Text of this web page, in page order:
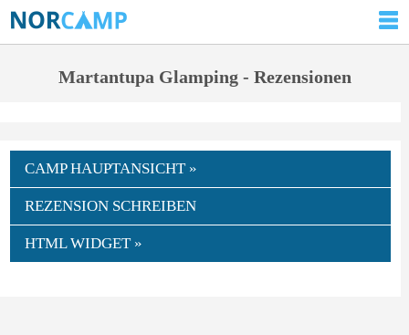
Martantupa Glamping - Rezensionen
CAMP HAUPTANSICHT »
REZENSION SCHREIBEN
HTML WIDGET »